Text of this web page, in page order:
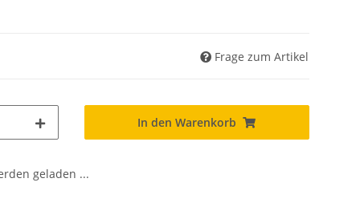
Frage zum Artikel
In den Warenkorb
geladen ...